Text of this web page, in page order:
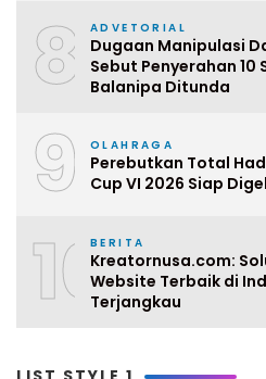
8 ADVETORIAL
Dugaan Manipulasi
Sebut Penyerahan 10
Balanipa Ditunda
9 OLAHRAGA
Perebutkan Total
Cup VI 2026 Siap
10BERITA
Kreatornusa.com:
Website Terbaik di
Terjangkau